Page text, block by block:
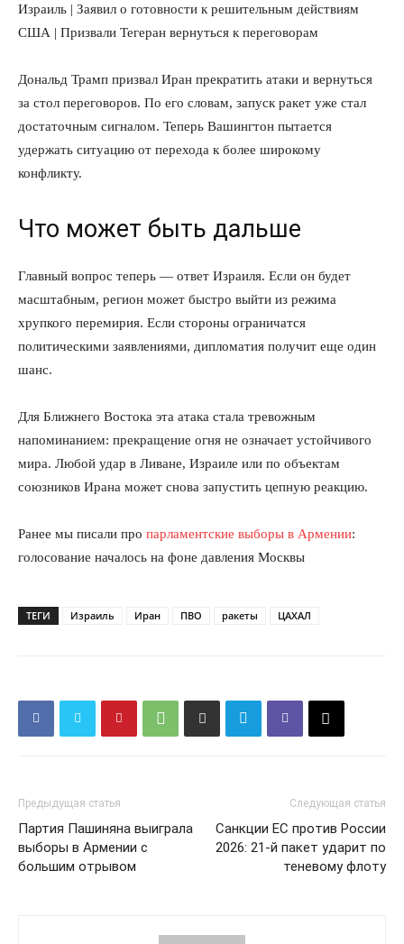
Израиль | Заявил о готовности к решительным действиям
США | Призвали Тегеран вернуться к переговорам
Дональд Трамп призвал Иран прекратить атаки и вернуться
за стол переговоров. По его словам, запуск ракет уже стал
достаточным сигналом. Теперь Вашингтон пытается
удержать ситуацию от перехода к более широкому
конфликту.
Что может быть дальше
Главный вопрос теперь — ответ Израиля. Если он будет
масштабным, регион может быстро выйти из режима
хрупкого перемирия. Если стороны ограничатся
политическими заявлениями, дипломатия получит еще один
шанс.
Для Ближнего Востока эта атака стала тревожным
напоминанием: прекращение огня не означает устойчивого
мира. Любой удар в Ливане, Израиле или по объектам
союзников Ирана может снова запустить цепную реакцию.
Ранее мы писали про парламентские выборы в Армении:
голосование началось на фоне давления Москвы
ТЕГИ Израиль Иран ПВО ракеты ЦАХАЛ
Предыдущая статья
Партия Пашиняна выиграла
выборы в Армении с
большим отрывом
Следующая статья
Санкции ЕС против России
2026: 21-й пакет ударит по
теневому флоту